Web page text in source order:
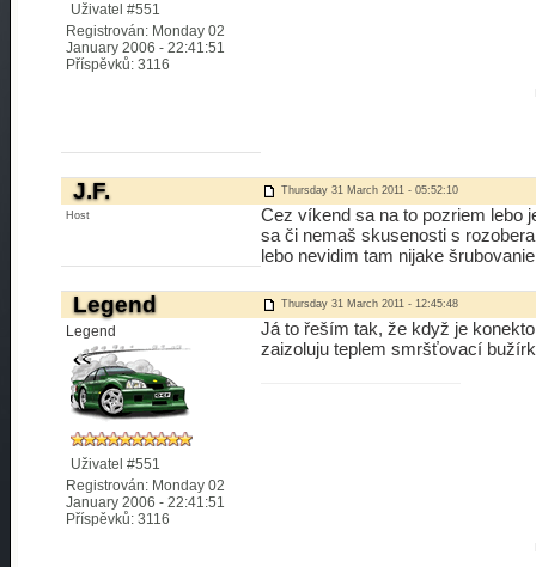
Uživatel #551
Registrován: Monday 02
January 2006 - 22:41:51
Příspěvků: 3116
J.F. Thursday 31 March 2011 - 05:52:10
Host
Cez víkend sa na to pozriem lebo
sa či nemaš skusenosti s
lebo nevidim tam nijake
Legend Thursday 31 March 2011 - 12:45:48
Legend
Uživatel #551
Registrován: Monday 02
January 2006 - 22:41:51
Příspěvků: 3116
Já to řeším tak, že když je
zaizoluju teplem smršťovací